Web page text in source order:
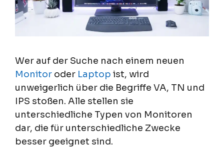
Wer auf der Suche nach einem neuen
Monitor oder Laptop ist, wird
unweigerlich über die Begriffe VA, TN und
IPS stoßen. Alle stellen sie
unterschiedliche Typen von Monitoren
dar, die für unterschiedliche Zwecke
besser geeignet sind.